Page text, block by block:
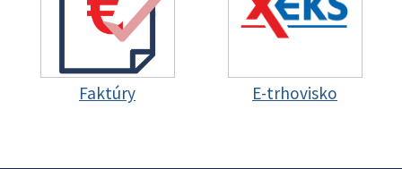
Faktúry E-trhovisko